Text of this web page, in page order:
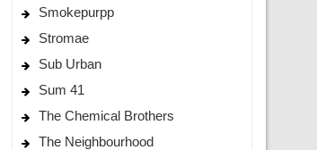
Smokepurpp
Stromae
Sub Urban
Sum 41
The Chemical Brothers
The Neighbourhood